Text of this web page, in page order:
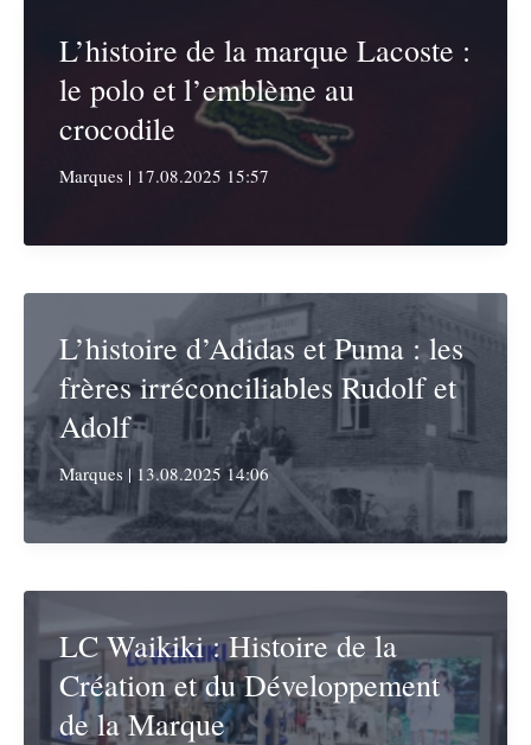
L’histoire de la marque Lacoste :
le polo et l’emblème au
crocodile
Marques | 17.08.2025 15:57
L’histoire d’Adidas et Puma : les
frères irréconciliables Rudolf et
Adolf
Marques | 13.08.2025 14:06
LC Waikiki : Histoire de la
Création et du Développement
de la Marque